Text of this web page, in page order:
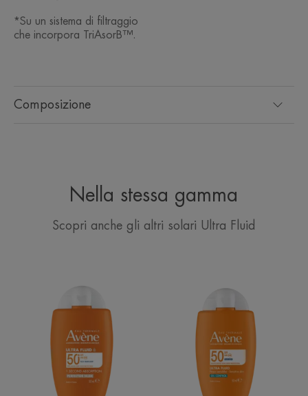
Composizione
*Su un sistema di filtraggio
che incorpora TriAsorB™.
Nella stessa gamma
Scopri anche gli altri solari Ultra Fluid
ULTRA
PERFEZIONATORE
PROTEZIONE
MOLTO
ALTA
SPF50+
CONTROL
ALTA
PROTEZIONE
SPF50